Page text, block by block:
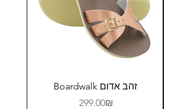
Boardwalk זהב אדום
Price
‏299.00 ‏₪